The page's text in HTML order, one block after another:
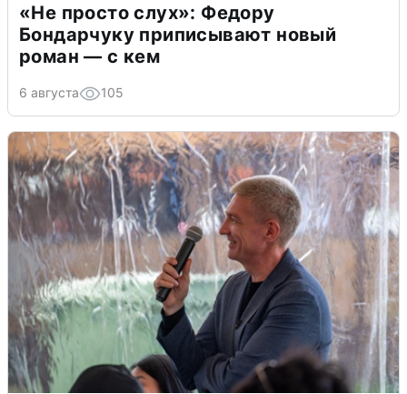
«Не просто слух»: Федору
Бондарчуку приписывают новый
роман — с кем
6 августа 105